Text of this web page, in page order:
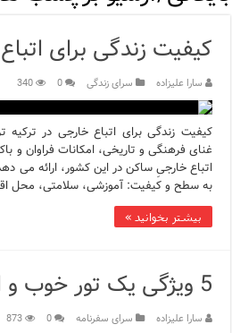
مرکز خرید پولات استانبول |
12 اشتباه رایج در دریافت شهروندی ترکیه از طریق خرید ملک
ویژگی‌های رفتاری و اجتماعی در
ویژگی‌های منفی شخصیت در زبان
ویژگی‌های مثبت شخصیت در زبان
موزه ساعت کاخ توپکاپی استانبول
کیفیت زندگی برای
سارا علیزاده سرای زندگی 0
340
کیفیت زندگی برای اتباع خارجی در ترکیه
غنای فرهنگی و تاریخی، امکانات فراوان و
اتباع خارجیِ ساکن در این کشور، ارائه می
به سطح و کیفیت: آموزشی، سلامتی، محل
بیشتر بخوانید »
5 ویژگی یک تور خوب و ایده آل استانبول
سارا علیزاده سرای سفرنامه 0
873